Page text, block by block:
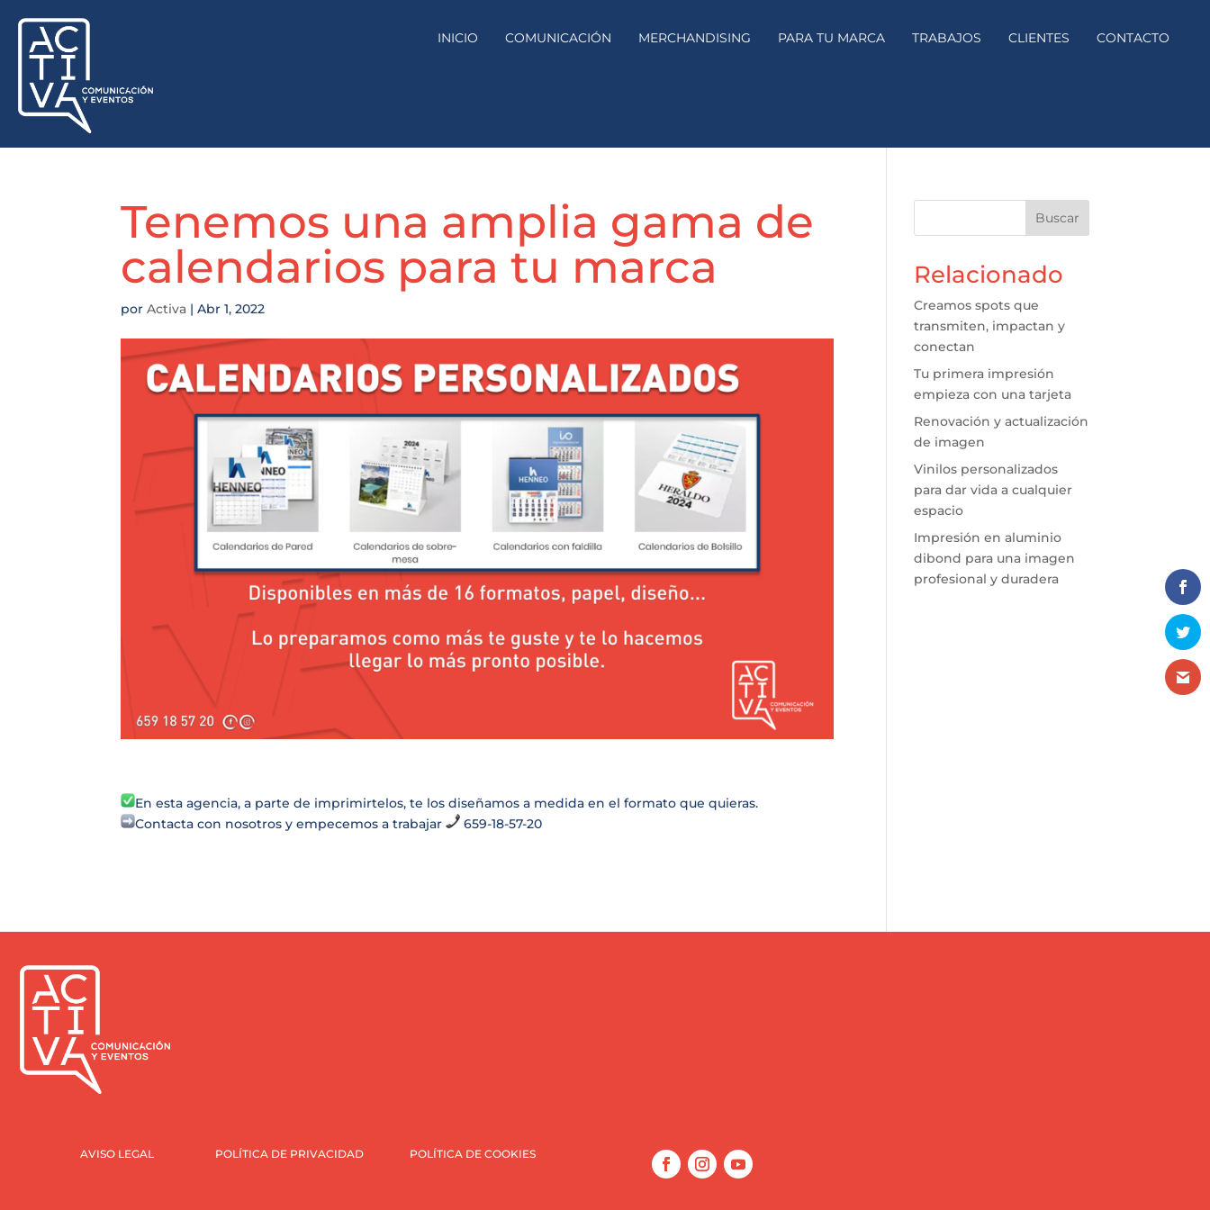
INICIO COMUNICACIÓN MERCHANDISING PARA TU MARCA TRABAJOS CLIENTES CONTACTO
Tenemos una amplia gama de
calendarios para tu marca
porActiva |Abr 1, 2022
En esta agencia, a parte de imprimirtelos, te los diseñamos a medida en el formato que quieras.
Contacta con nosotros y empecemos a trabajar
659-18-57-20
Buscar
Relacionado
Creamos spots que
transmiten, impactan y
conectan
Tu primera impresión
empieza con una tarjeta
Renovación y actualización
de imagen
Vinilos personalizados
para dar vida a cualquier
espacio
Impresión en aluminio
dibond para una imagen
profesional y duradera
AVISO LEGAL POLÍTICA DE PRIVACIDAD POLÍTICA DE COOKIES